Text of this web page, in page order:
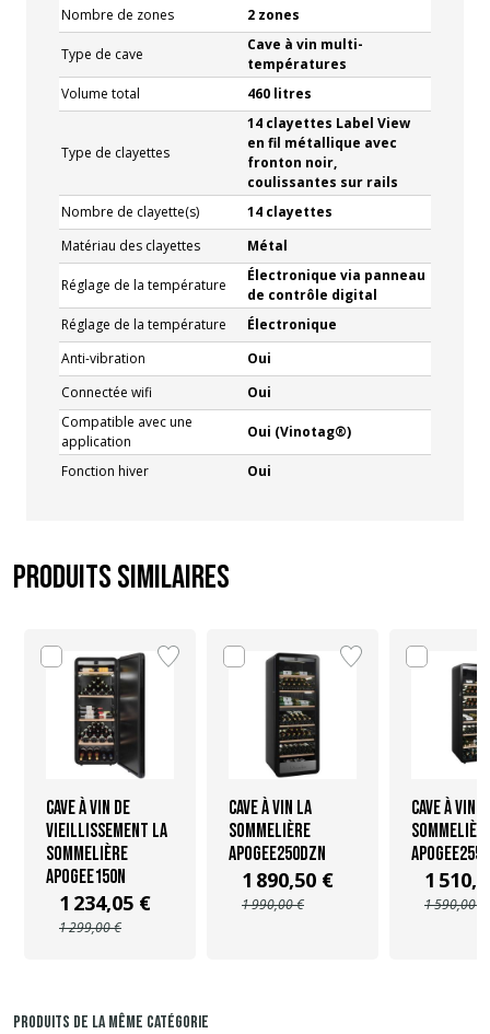
Nombre de zones
2 zones
Type de cave
Cave à vin multi-
températures
Volume total
460 litres
Type de clayettes
14 clayettes Label View
en fil métallique avec
fronton noir,
coulissantes sur rails
Nombre de clayette(s)
14 clayettes
Matériau des clayettes
Métal
Réglage de la température
Électronique via panneau
de contrôle digital
Réglage de la température
Électronique
Anti-vibration
Oui
Connectée wifi
Oui
Compatible avec une
application
Oui (Vinotag®)
Fonction hiver Oui
Produits similaires
Cave à vin de
vieillissement La
Sommelière
APOGEE150N
1 234,05 €
1 299,00 €
Cave à vin La
Sommelière
APOGEE250DZN
1 890,50 €
1 990,00 €
Cave à vin
APOGEE255N
1
1 590,00 €
PRODUITS DE LA MÊME CATÉGORIE